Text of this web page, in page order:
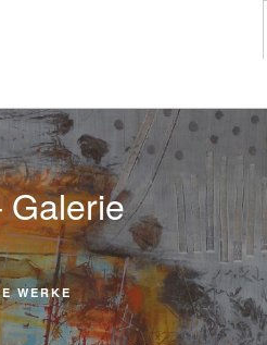
Galerie
WERKE